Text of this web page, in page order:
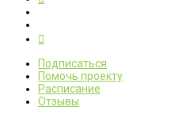
Подписаться
Помочь проекту
Расписание
Отзывы